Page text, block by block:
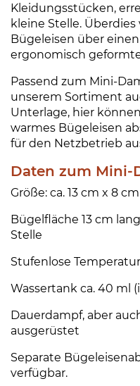
Kleidungsstücken,
kleine Stelle.
Bügeleisen über
ergonomisch
Passend zum Mini-
unserem Sortiment
Unterlage, hier
warmes Bügeleisen
für den Netzbetrieb
Daten zum Mini-
Größe: ca. 13 cm x 8
Bügelfläche 13 cm
Stelle
Stufenlose
Wassertank ca. 40 ml
Dauerdampf, aber
ausgerüstet
Separate
verfügbar.